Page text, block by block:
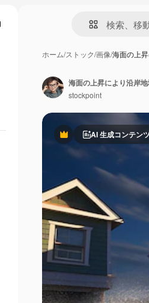
ホーム/ストック/画像/海面の上
PremiumAI 生成コンテン
海面の上昇により沿岸
stockpoint